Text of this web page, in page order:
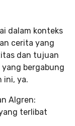
dalam konteks
cerita yang
dan tujuan
bergabung
ini, ya.
Algren:
terlibat